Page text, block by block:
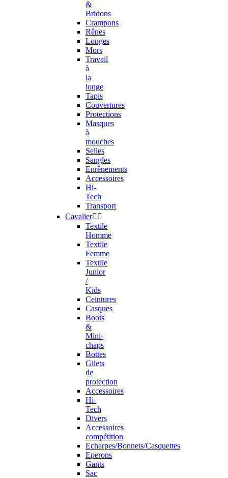
&
Bridons
Crampons
Rênes
Longes
Mors
Travail
à
la
longe
Tapis
Couvertures
Protections
Masques
à
mouches
Selles
Sangles
Enrênements
Accessoires
Hi-
Tech
Transport
Cavalier 
Textile
Homme
Textile
Femme
Textile
Junior
/
Kids
Ceintures
Casques
Boots
&
Mini-
chaps
Bottes
Gilets
de
protection
Accessoires
Hi-
Tech
Divers
Accessoires
compétition
Echarpes/Bonnets/Casquettes
Eperons
Gants
Sac